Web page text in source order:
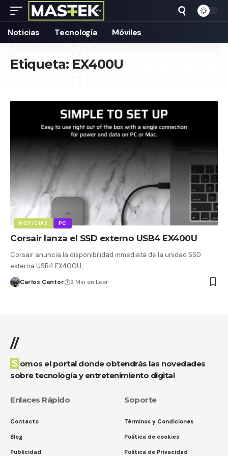
Noticias Tecnología Móviles
Etiqueta:EX400U
NOTICIAS PC
Corsair lanza el SSD externo USB4 EX400U
Corsair anuncia la disponibilidad inmediata de la unidad SSD
externa USB4 EX400U,…
Carlos Cantor 3 Min en Leer
//
Somos el portal donde obtendrás las novedades
sobre tecnología y entretenimiento digital
Enlaces Rápido
Contacto
Blog
Publicidad
Soporte
Términos y Condiciones
Política de cookies
Política de Privacidad